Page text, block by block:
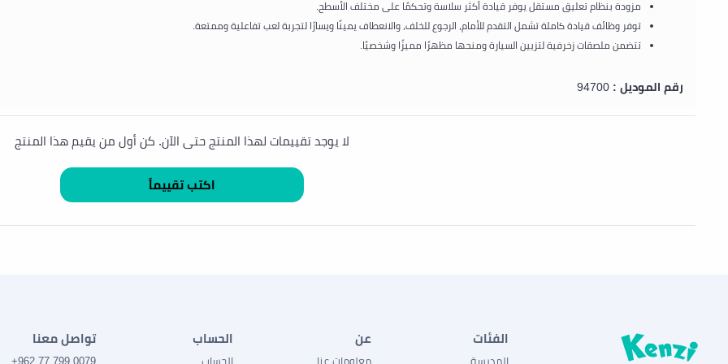
مزودة بنظام تعليق مستقل يوفر قيادة أكثر سلاسة وتحكمًا على مختلف الأسطح.
توفر وظائف قيادة كاملة تشمل التقدم للأمام، الرجوع للخلف، والانعطاف يمينًا ويسارًا لتجربة لعب تفاعلية وممتعة.
تتضمن ملصقات زخرفية لتزيين السيارة ومنحها مظهرًا مميزًا وشخصيًا.
رقم الموديل : 94700
لا يوجد تقييمات لهذا المنتج حتى الآن. كن أول من يقيم هذا المنتج
الفئات
المدرسة
عن
معلومات عنا
الحساب
الحساب
تواصل معنا
0079 799 77 962+